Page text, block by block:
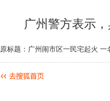
广州警方表示，
原标题：广州闹市区一民宅起火 一